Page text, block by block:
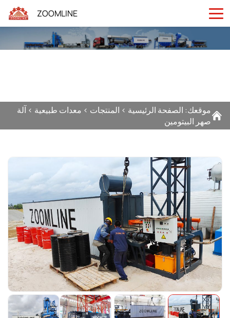
ZOOMLINE
موقعك: الصفحة الرئيسية > المنتجات > معدات طبيعية > آلة
صهر البيتومين